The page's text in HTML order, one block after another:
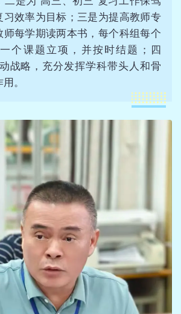
习效率为目标；三是为提高教师专
师每学期读两本书，每个科组每个
个课题立项，并按时结题；四
战略，充分发挥学科带头人和骨
。